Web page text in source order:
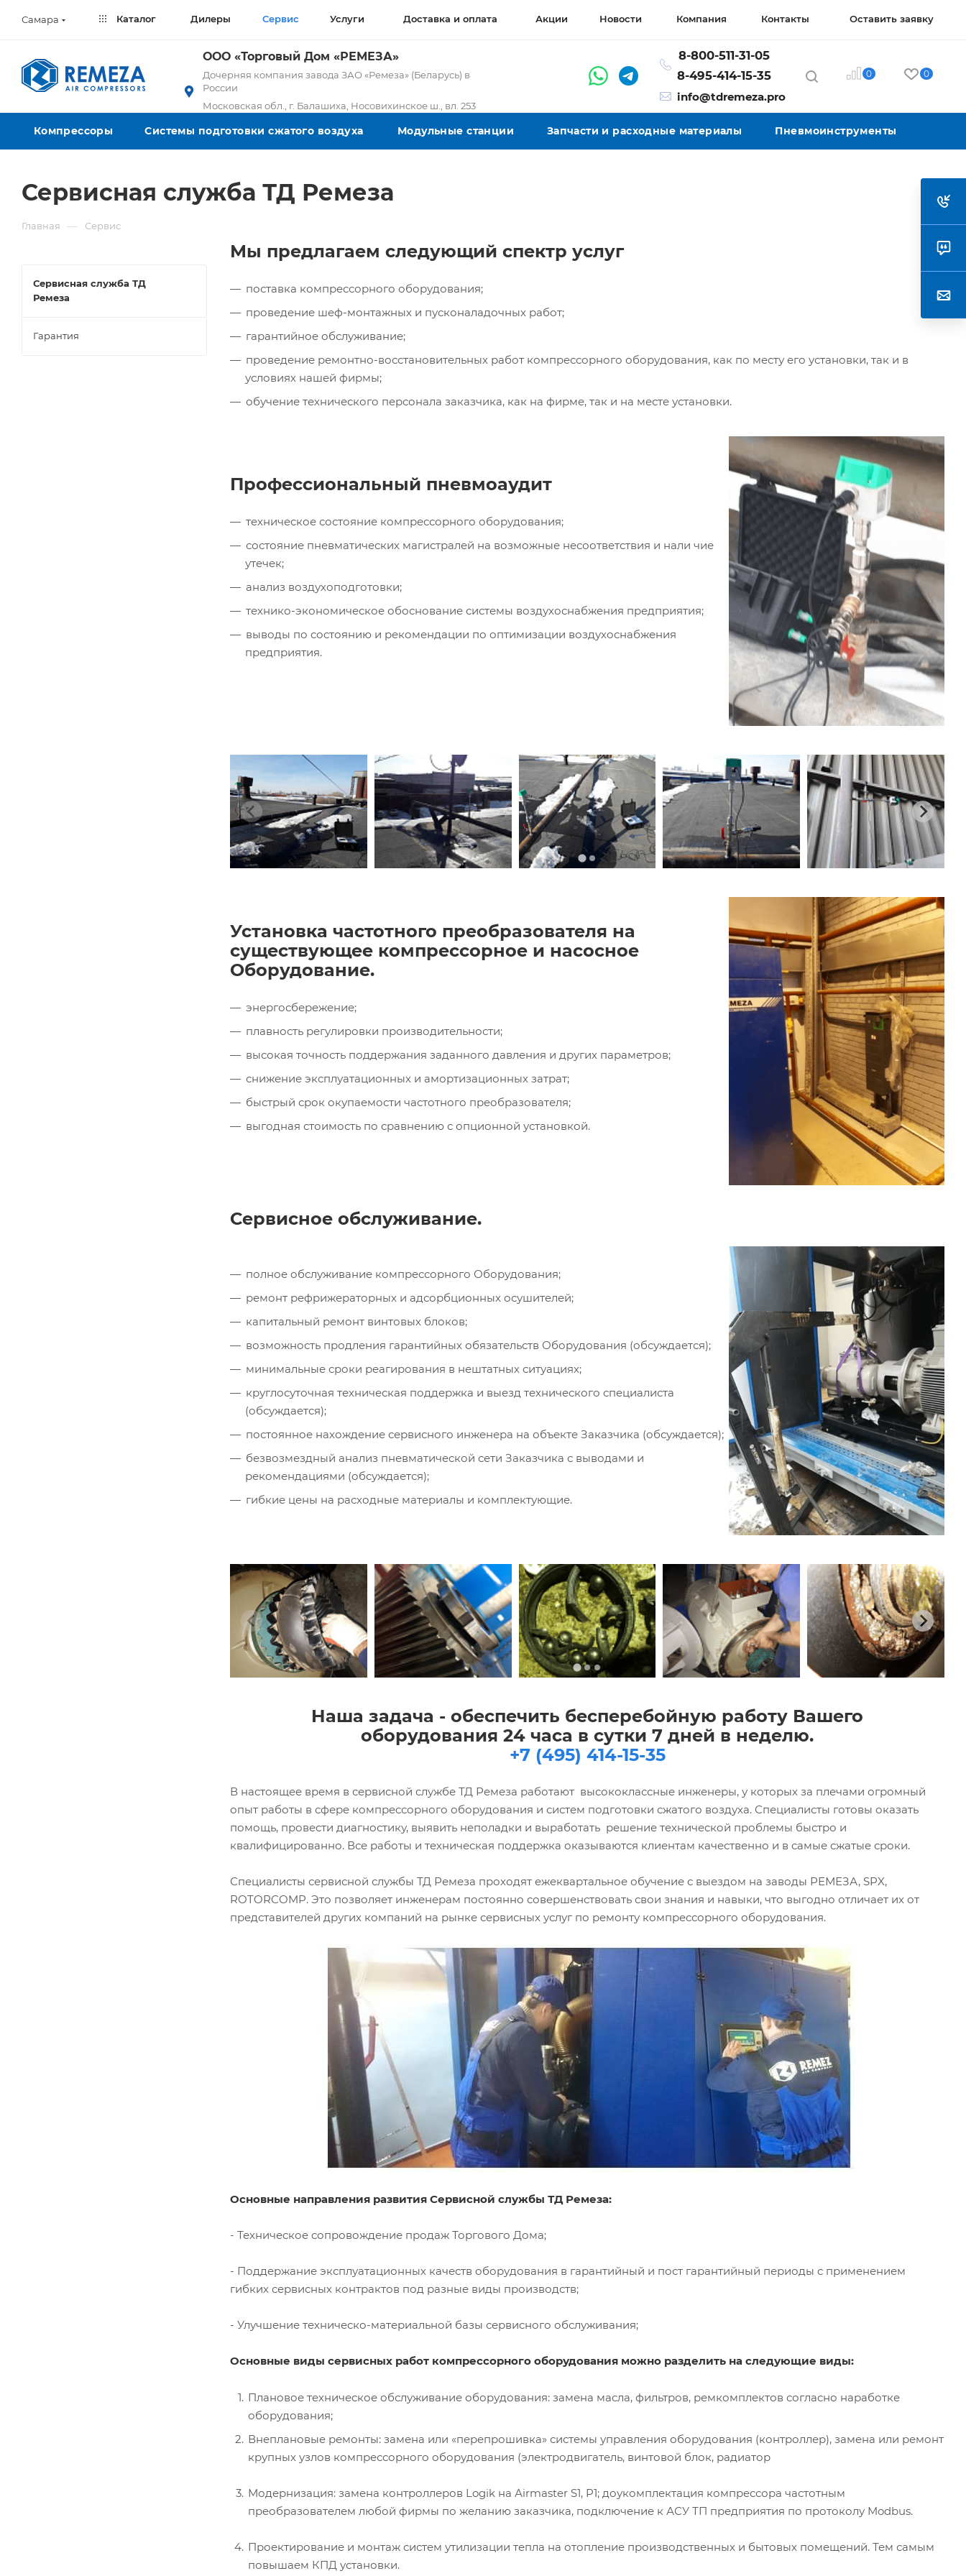
Самара Каталог Дилеры Сервис Услуги Доставка и оплата Акции Новости Компания Контакты Оставить заявку
ООО «Торговый Дом «РЕМЕЗА»
Дочерняя компания завода ЗАО «Ремеза» (Беларусь) в
России
Московская обл., г. Балашиха, Носовихинское ш., вл. 253
8-800-511-31-05
8-495-414-15-35
info@tdremeza.pro
0 0
Компрессоры Системы подготовки сжатого воздуха Модульные станции Запчасти и расходные материалы Пневмоинструменты
Сервисная служба ТД Ремеза
Главная — Сервис
Мы предлагаем следующий спектр услуг
поставка компрессорного оборудования;
проведение шеф-монтажных и пусконаладочных работ;
гарантийное обслуживание;
проведение ремонтно-восстановительных работ компрессорного оборудования, как по месту его установки, так и в
условиях нашей фирмы;
обучение технического персонала заказчика, как на фирме, так и на месте установки.
Профессиональный пневмоаудит
техническое состояние компрессорного оборудования;
состояние пневматических магистралей на возможные несоответствия и нали чие
утечек;
анализ воздухоподготовки;
технико-экономическое обоснование системы воздухоснабжения предприятия;
выводы по состоянию и рекомендации по оптимизации воздухоснабжения
предприятия.
Установка частотного преобразователя на
существующее компрессорное и насосное
Оборудование.
энергосбережение;
плавность регулировки производительности;
высокая точность поддержания заданного давления и других параметров;
снижение эксплуатационных и амортизационных затрат;
быстрый срок окупаемости частотного преобразователя;
выгодная стоимость по сравнению с опционной установкой.
Сервисное обслуживание.
полное обслуживание компрессорного Оборудования;
ремонт рефрижераторных и адсорбционных осушителей;
капитальный ремонт винтовых блоков;
возможность продления гарантийных обязательств Оборудования (обсуждается);
минимальные сроки реагирования в нештатных ситуациях;
круглосуточная техническая поддержка и выезд технического специалиста
(обсуждается);
постоянное нахождение сервисного инженера на объекте Заказчика (обсуждается);
безвозмездный анализ пневматической сети Заказчика с выводами и
рекомендациями (обсуждается);
гибкие цены на расходные материалы и комплектующие.
Наша задача - обеспечить бесперебойную работу Вашего
оборудования 24 часа в сутки 7 дней в неделю.
+7 (495) 414-15-35
В настоящее время в сервисной службе ТД Ремеза работают высококлассные инженеры, у которых за плечами огромный
опыт работы в сфере компрессорного оборудования и систем подготовки сжатого воздуха. Специалисты готовы оказать
помощь, провести диагностику, выявить неполадки и выработать решение технической проблемы быстро и
квалифицированно. Все работы и техническая поддержка оказываются клиентам качественно и в самые сжатые сроки.
Специалисты сервисной службы ТД Ремеза проходят ежеквартальное обучение с выездом на заводы РЕМЕЗА, SPX,
ROTORCOMP. Это позволяет инженерам постоянно совершенствовать свои знания и навыки, что выгодно отличает их от
представителей других компаний на рынке сервисных услуг по ремонту компрессорного оборудования.
Основные направления развития Сервисной службы ТД Ремеза:
- Техническое сопровождение продаж Торгового Дома;
- Поддержание эксплуатационных качеств оборудования в гарантийный и пост гарантийный периоды с применением
гибких сервисных контрактов под разные виды производств;
- Улучшение техническо-материальной базы сервисного обслуживания;
Основные виды сервисных работ компрессорного оборудования можно разделить на следующие виды:
Плановое техническое обслуживание оборудования: замена масла, фильтров, ремкомплектов согласно наработке
оборудования;
Внеплановые ремонты: замена или «перепрошивка» системы управления оборудования (контроллер), замена или ремонт
крупных узлов компрессорного оборудования (электродвигатель, винтовой блок, радиатор
Модернизация: замена контроллеров Logik на Аirmaster S1, P1; доукомплектация компрессора частотным
преобразователем любой фирмы по желанию заказчика, подключение к АСУ ТП предприятия по протоколу Modbus.
Проектирование и монтаж систем утилизации тепла на отопление производственных и бытовых помещений. Тем самым
повышаем КПД установки.
Сервисная служба ТД
Ремеза
Гарантия